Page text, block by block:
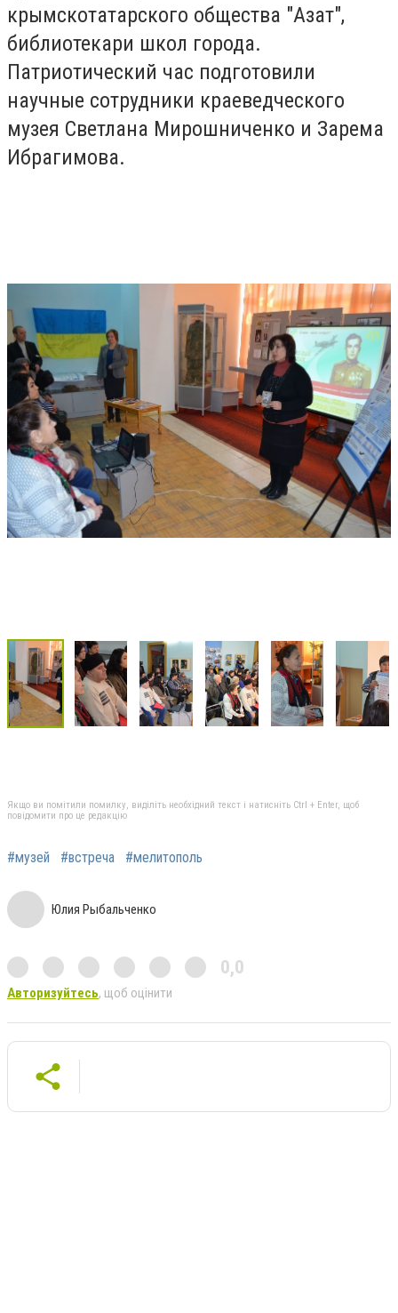
крымскотатарского общества "Азат",
библиотекари школ города.
Патриотический час подготовили
научные сотрудники краеведческого
музея Светлана Мирошниченко и Зарема
Ибрагимова.
Якщо ви помітили помилку, виділіть необхідний текст і натисніть Ctrl + Enter, щоб
повідомити про це редакцію
#музей #встреча #мелитополь
Юлия Рыбальченко
0,0
Авторизуйтесь, щоб оцінити